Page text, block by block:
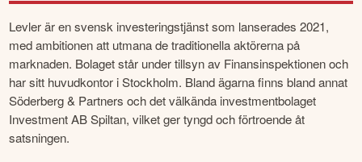
Levler är en svensk investeringstjänst som lanserades 2021,
med ambitionen att utmana de traditionella aktörerna på
marknaden. Bolaget står under tillsyn av Finansinspektionen och
har sitt huvudkontor i Stockholm. Bland ägarna finns bland annat
Söderberg & Partners och det välkända investmentbolaget
Investment AB Spiltan, vilket ger tyngd och förtroende åt
satsningen.